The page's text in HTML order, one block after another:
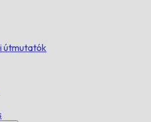
útmutatók